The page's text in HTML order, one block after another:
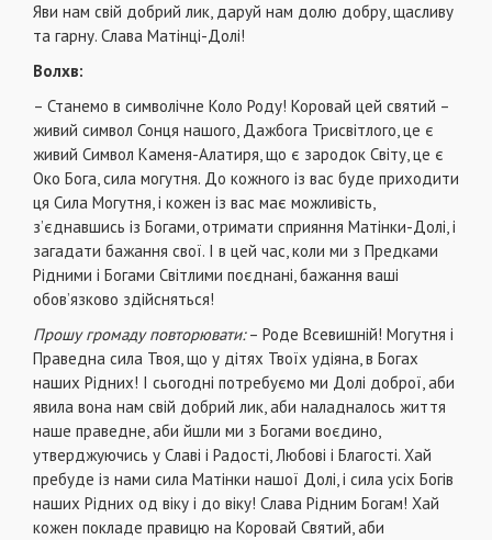
Яви нам свій добрий лик, даруй нам долю добру, щасливу
та гарну. Слава Матінці-Долі!
Волхв:
– Станемо в символічне Коло Роду! Коровай цей святий –
живий символ Сонця нашого, Дажбога Трисвітлого, це є
живий Символ Каменя-Алатиря, що є зародок Світу, це є
Око Бога, сила могутня. До кожного із вас буде приходити
ця Сила Могутня, і кожен із вас має можливість,
з’єднавшись із Богами, отримати сприяння Матінки-Долі, і
загадати бажання свої. І в цей час, коли ми з Предками
Рідними і Богами Світлими поєднані, бажання ваші
обов’язково здійсняться!
Прошу громаду повторювати:– Роде Всевишній! Могутня і
Праведна сила Твоя, що у дітях Твоїх удіяна, в Богах
наших Рідних! І сьогодні потребуємо ми Долі доброї, аби
явила вона нам свій добрий лик, аби наладналось життя
наше праведне, аби йшли ми з Богами воєдино,
утверджуючись у Славі і Радості, Любові і Благості. Хай
пребуде із нами сила Матінки нашої Долі, і сила усіх Богів
наших Рідних од віку і до віку! Слава Рідним Богам! Хай
кожен покладе правицю на Коровай Святий, аби